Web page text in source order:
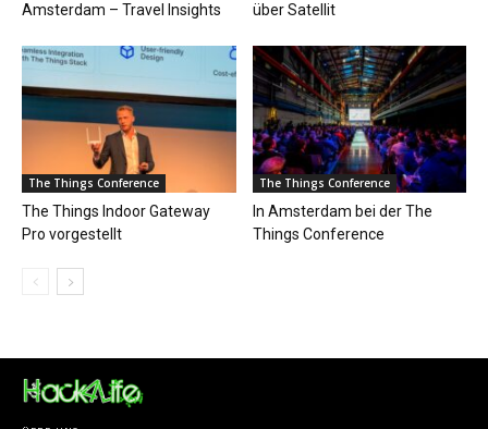
Amsterdam – Travel Insights
über Satellit
The Things Conference
The Things Indoor Gateway
Pro vorgestellt
The Things Conference
In Amsterdam bei der The
Things Conference